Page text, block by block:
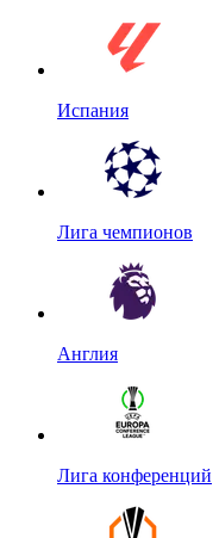
Испания
Лига чемпионов
Англия
Лига конференций